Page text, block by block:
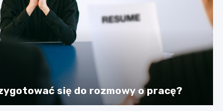
się do rozmowy o pracę?